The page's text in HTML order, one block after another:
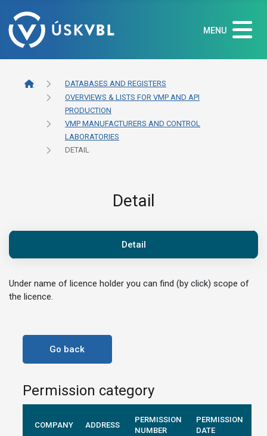
MENU
DATABASES AND REGISTERS
OVERVIEWS & LISTS FOR VMP AND API
PRODUCTION
VMP MANUFACTURERS AND CONTROL
LABORATORIES
DETAIL
Detail
Detail
Under name of licence holder you can find (by click) scope of
the licence.
Go back
Permission category
COMPANY ADDRESS
PERMISSION
NUMBER
PERMISSION
DATE